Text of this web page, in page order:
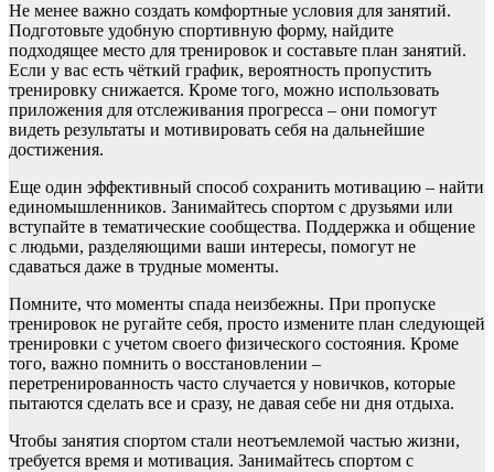
Не менее важно создать комфортные условия для занятий.
Подготовьте удобную спортивную форму, найдите
подходящее место для тренировок и составьте план занятий.
Если у вас есть чёткий график, вероятность пропустить
тренировку снижается. Кроме того, можно использовать
приложения для отслеживания прогресса – они помогут
видеть результаты и мотивировать себя на дальнейшие
достижения.
Еще один эффективный способ сохранить мотивацию – найти
единомышленников. Занимайтесь спортом с друзьями или
вступайте в тематические сообщества. Поддержка и общение
с людьми, разделяющими ваши интересы, помогут не
сдаваться даже в трудные моменты.
Помните, что моменты спада неизбежны. При пропуске
тренировок не ругайте себя, просто измените план следующей
тренировки с учетом своего физического состояния. Кроме
того, важно помнить о восстановлении –
перетренированность часто случается у новичков, которые
пытаются сделать все и сразу, не давая себе ни дня отдыха.
Чтобы занятия спортом стали неотъемлемой частью жизни,
требуется время и мотивация. Занимайтесь спортом с